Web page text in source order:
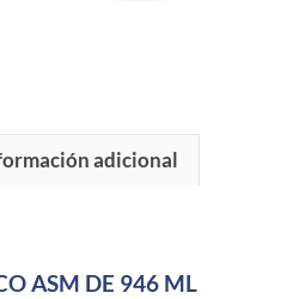
adicional
ASM DE 946 ML